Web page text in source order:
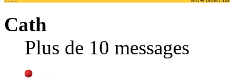
Cath
Plus de 10 messages